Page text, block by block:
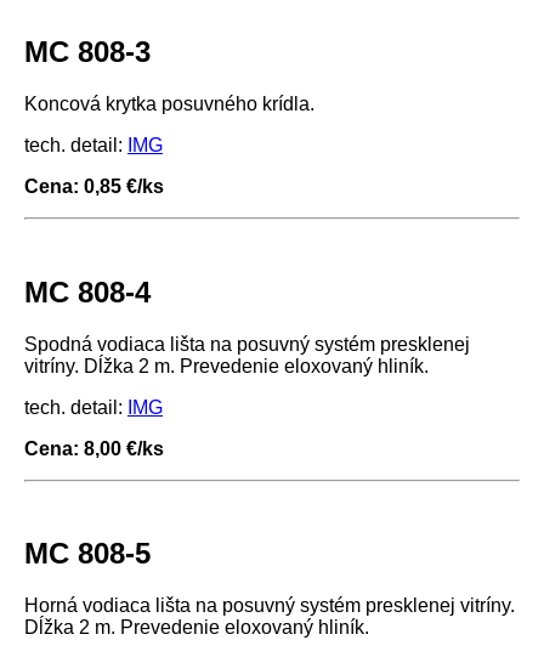
MC 808-3
Koncová krytka posuvného krídla.
tech. detail:
IMG
Cena: 0,85 €/ks
MC 808-4
Spodná vodiaca lišta na posuvný systém presklenej
vitríny. Dĺžka 2 m. Prevedenie eloxovaný hliník.
tech. detail:
IMG
Cena: 8,00 €/ks
MC 808-5
Horná vodiaca lišta na posuvný systém presklenej vitríny.
Dĺžka 2 m. Prevedenie eloxovaný hliník.